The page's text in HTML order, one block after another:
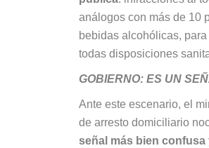
análogos con más de 10
bebidas alcohólicas,
todas disposiciones
GOBIERNO: ES UN
Ante este escenario, el
de arresto domiciliario
señal más bien confusa